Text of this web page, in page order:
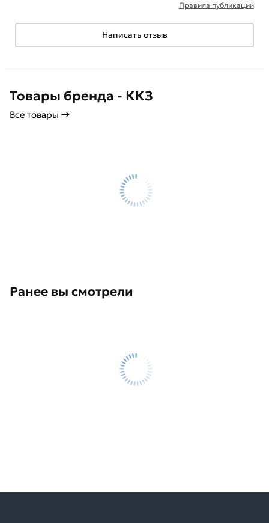
Правила публикации
Написать отзыв
Товары бренда - ККЗ
Все товары →
Ранее вы смотрели